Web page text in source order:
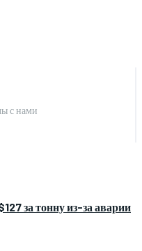
с нами
за тонну из-за аварии